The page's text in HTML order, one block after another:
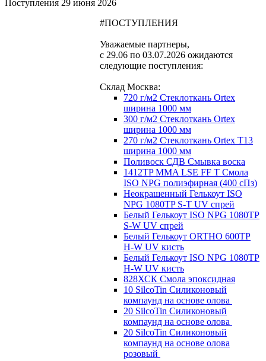
Поступления 29 июня 2026
#ПОСТУПЛЕНИЯ
Уважаемые партнеры,
с 29.06 по 03.07.2026 ожидаются
следующие поступления:
Склад Москва:
720 г/м2 Стеклоткань Ortex
ширина 1000 мм
300 г/м2 Стеклоткань Ortex
ширина 1000 мм
270 г/м2 Стеклоткань Ortex Т13
ширина 1000 мм
Поливоск СДВ Смывка воска
1412TP MMA LSE FF T Смола
ISO NPG полиэфирная (400 сПз)
Неокрашенный Гелькоут ISO
NPG 1080TP S-T UV спрей
Белый Гелькоут ISO NPG 1080TP
S-W UV спрей
Белый Гелькоут ORTHO 600ТР
H-W UV кисть
Белый Гелькоут ISO NPG 1080TP
H-W UV кисть
828ХСК Смола эпоксидная
10 SilcoTin Силиконовый
компаунд на основе олова
20 SilcoTin Силиконовый
компаунд на основе олова
20 SilcoTin Силиконовый
компаунд на основе олова
розовый